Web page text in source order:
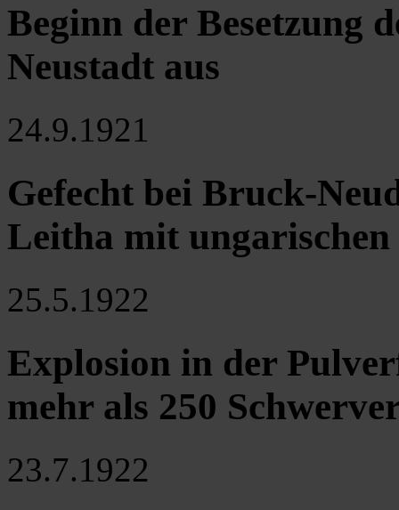
Beginn der Besetzung
Neustadt aus
24.9.1921
Gefecht bei Bruck-
Leitha mit
25.5.1922
Explosion in der
mehr als 250
23.7.1922